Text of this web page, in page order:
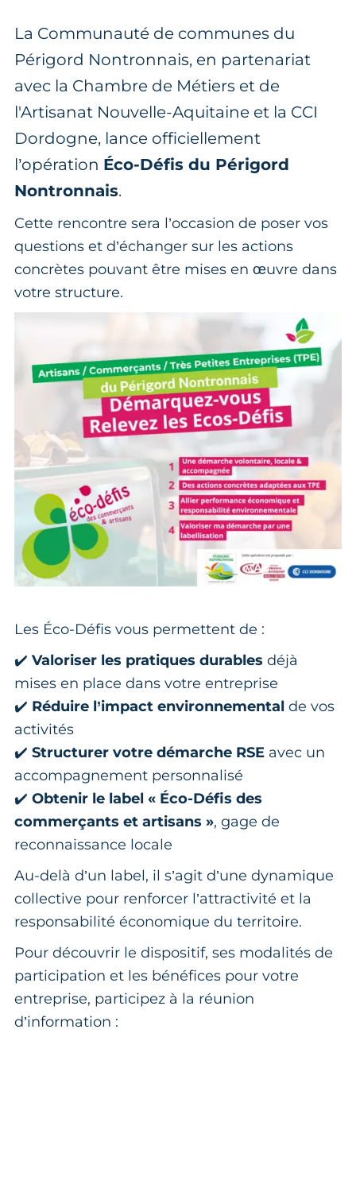
La Communauté de communes du
Périgord Nontronnais, en partenariat
avec la Chambre de Métiers et de
l'Artisanat Nouvelle-Aquitaine et la CCI
Dordogne, lance officiellement
l’opération Éco-Défis du Périgord
Nontronnais.
Cette rencontre sera l’occasion de poser vos
questions et d’échanger sur les actions
concrètes pouvant être mises en œuvre dans
votre structure.
Les Éco-Défis vous permettent de :
✔️ Valoriser les pratiques durables déjà
mises en place dans votre entreprise
✔️ Réduire l’impact environnemental de vos
activités
✔️ Structurer votre démarche RSE avec un
accompagnement personnalisé
✔️ Obtenir le label « Éco-Défis des
commerçants et artisans », gage de
reconnaissance locale
Au-delà d’un label, il s’agit d’une dynamique
collective pour renforcer l’attractivité et la
responsabilité économique du territoire.
Pour découvrir le dispositif, ses modalités de
participation et les bénéfices pour votre
entreprise, participez à la réunion
d’information :